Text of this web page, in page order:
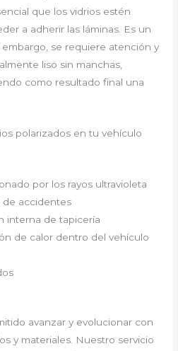
que los vidrios estén
a adherir las láminas. Es un
se requiere atención y
liso sin manchas,
como resultado final una
polarizados en tu vehículo
por los rayos ultravioleta
de accidentes
interna de tapicería
de calor dentro del vehículo
avanzar y evolucionar con
y materiales. Nuestro servicio